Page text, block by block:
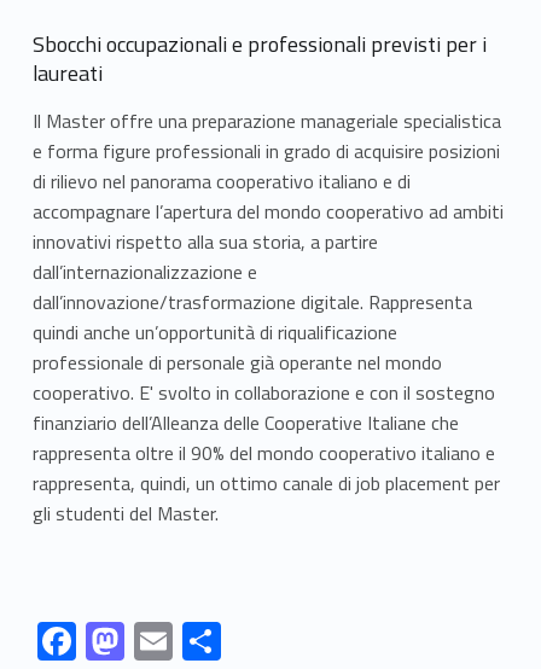
Sbocchi occupazionali e professionali previsti per i
laureati
Il Master offre una preparazione manageriale specialistica
e forma figure professionali in grado di acquisire posizioni
di rilievo nel panorama cooperativo italiano e di
accompagnare l’apertura del mondo cooperativo ad ambiti
innovativi rispetto alla sua storia, a partire
dall’internazionalizzazione e
dall’innovazione/trasformazione digitale. Rappresenta
quindi anche un’opportunità di riqualificazione
professionale di personale già operante nel mondo
cooperativo. E' svolto in collaborazione e con il sostegno
finanziario dell’Alleanza delle Cooperative Italiane che
rappresenta oltre il 90% del mondo cooperativo italiano e
rappresenta, quindi, un ottimo canale di job placement per
gli studenti del Master.
Link identifier #identifier__171093-1 F
Link identifier #identifier__157602-2 M
Link identifier #identifier__63660-3 E
Link identifier #identifier__62543-4 C